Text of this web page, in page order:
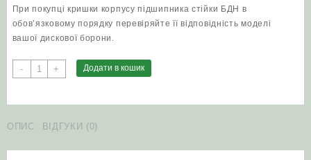
При покупці кришки корпусу підшипника стійки БДН в
обов’язковому порядку перевіряйте її відповідність моделі
вашої дискової борони.
-
Кришка
корпусу
БДН
+ Додати в кошик
ОПИС ВІДГУКИ (0)